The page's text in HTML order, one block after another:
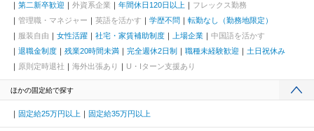
第二新卒歓迎 外資系企業 年間休日120日以上
フレックス勤務
管理職・マネジャー
英語を活かす 学歴不問
転勤なし（勤務地限定）
服装自由
女性活躍 社宅・家賃補助制度 上場企業
中国語を活かす
退職金制度
残業20時間未満 完全週休2日制 職種未経験歓迎
土日祝休み
原則定時退社
海外出張あり U・Iターン支援あり
ほかの固定給で探す
固定給25万円以上 固定給35万円以上